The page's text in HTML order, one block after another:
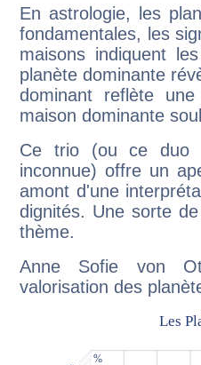
En astrologie, les
fondamentales, les
maisons indiquent
planète dominante
dominant reflète
maison dominante
Ce trio (ou ce duo
inconnue) offre un
amont d'une
dignités. Une sorte
thème.
Anne Sofie von
valorisation des